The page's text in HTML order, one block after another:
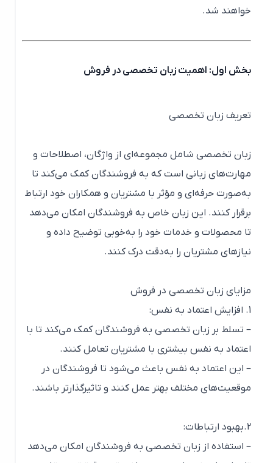
خواهند شد.
بخش اول: اهمیت زبان تخصصی در فروش
تعریف زبان تخصصی
زبان تخصصی شامل مجموعه‌ای از واژگان، اصطلاحات و
مهارت‌های زبانی است که به فروشندگان کمک می‌کند تا
به‌صورت حرفه‌ای و مؤثر با مشتریان و همکاران خود ارتباط
برقرار کنند. این زبان خاص به فروشندگان امکان می‌دهد
تا محصولات و خدمات خود را به‌خوبی توضیح داده و
نیازهای مشتریان را به‌دقت درک کنند.
مزایای زبان تخصصی در فروش
– تسلط بر زبان تخصصی به فروشندگان کمک می‌کند تا با
اعتماد به نفس بیشتری با مشتریان تعامل کنند.
– این اعتماد به نفس باعث می‌شود تا فروشندگان در
موقعیت‌های مختلف بهتر عمل کنند و تاثیرگذارتر باشند.
– استفاده از زبان تخصصی به فروشندگان امکان می‌دهد